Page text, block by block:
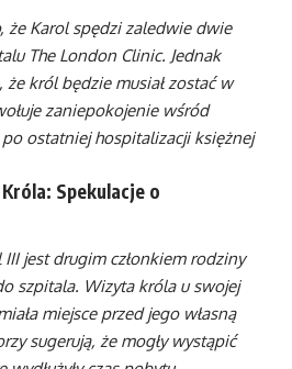
że Karol spędzi zaledwie dwie
The London Clinic. Jednak
król będzie musiał zostać w
zaniepokojenie wśród
po ostatniej hospitalizacji księżnej
Spekulacje o
jest drugim członkiem rodziny
szpitala. Wizyta króla u swojej
miejsce przed jego własną
sugerują, że mogły wystąpić